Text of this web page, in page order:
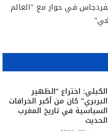
الكبلي: اختراع “الظهير
البربري” كان من أكبر الخرافات
السياسية في تاريخ المغرب
الحديث